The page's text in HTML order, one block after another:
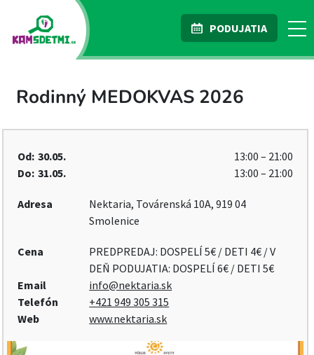
PODUJATIA
Rodinný MEDOKVAS 2026
Od: 30.05.
13:00 – 21:00
Do: 31.05. 13:00 – 21:00
Adresa
Nektaria, Továrenská 10A, 919 04
Smolenice
Cena
PREDPREDAJ: DOSPELÍ 5€ / DETI 4€ / V
DEŇ PODUJATIA: DOSPELÍ 6€ / DETI 5€
Email
info@nektaria.sk
Telefón
+421 949 305 315
Web
www.nektaria.sk